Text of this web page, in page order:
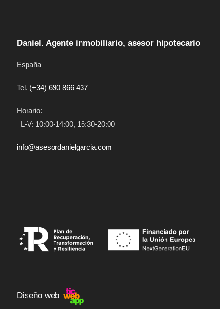
Daniel. Agente inmobiliario, asesor hipotecario
España
Tel. (+34) 690 866 437
Horario:
L-V: 10:00-14:00, 16:30-20:00
info@asesordanielgarcia.com
Diseño web